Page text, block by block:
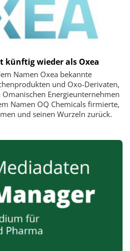
künftig wieder als Oxea
Namen Oxea bekannte
und Oxo-Derivaten,
Energieunternehmen
Namen OQ Chemicals firmierte,
und seinen Wurzeln zurück.